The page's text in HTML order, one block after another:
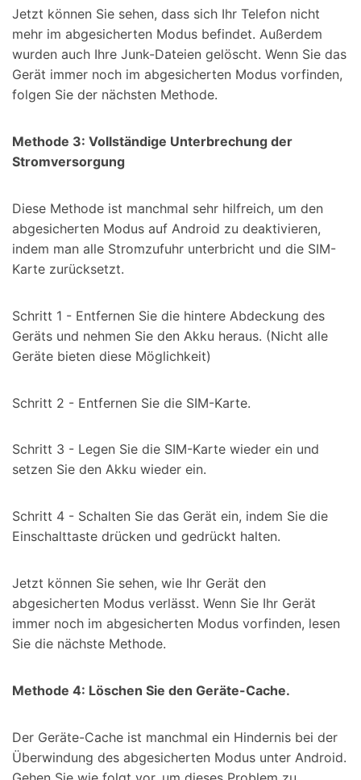
Jetzt können Sie sehen, dass sich Ihr Telefon nicht
mehr im abgesicherten Modus befindet. Außerdem
wurden auch Ihre Junk-Dateien gelöscht. Wenn Sie das
Gerät immer noch im abgesicherten Modus vorfinden,
folgen Sie der nächsten Methode.
Methode 3: Vollständige Unterbrechung der
Stromversorgung
Diese Methode ist manchmal sehr hilfreich, um den
abgesicherten Modus auf Android zu deaktivieren,
indem man alle Stromzufuhr unterbricht und die SIM-
Karte zurücksetzt.
Schritt 1 - Entfernen Sie die hintere Abdeckung des
Geräts und nehmen Sie den Akku heraus. (Nicht alle
Geräte bieten diese Möglichkeit)
Schritt 2 - Entfernen Sie die SIM-Karte.
Schritt 3 - Legen Sie die SIM-Karte wieder ein und
setzen Sie den Akku wieder ein.
Schritt 4 - Schalten Sie das Gerät ein, indem Sie die
Einschalttaste drücken und gedrückt halten.
Jetzt können Sie sehen, wie Ihr Gerät den
abgesicherten Modus verlässt. Wenn Sie Ihr Gerät
immer noch im abgesicherten Modus vorfinden, lesen
Sie die nächste Methode.
Methode 4: Löschen Sie den Geräte-Cache.
Der Geräte-Cache ist manchmal ein Hindernis bei der
Überwindung des abgesicherten Modus unter Android.